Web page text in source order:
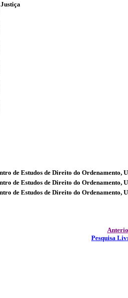
de Estudos de Direito do Ordenamento,
de Estudos de Direito do Ordenamento,
de Estudos de Direito do Ordenamento,
Pesquisa